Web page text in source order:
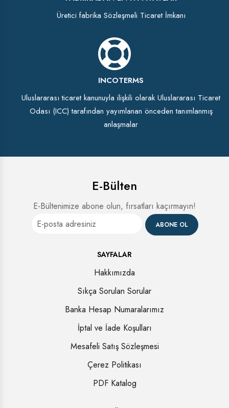
Üretici fabrika Sözleşmeli Ticaret İmkanı
INCOTERMS
Uluslararası ticaret kanunuyla ilişkili olarak Uluslararası Ticaret
Odası (ICC) tarafından yayımlanan önceden tanımlanmış
anlaşmalar
E-Bülten
E-Bültenimize abone olun, fırsatları kaçırmayın!
ABONE OL
SAYFALAR
Hakkımızda
Sıkça Sorulan Sorular
Banka Hesap Numaralarımız
İptal ve İade Koşulları
Mesafeli Satış Sözleşmesi
Çerez Politikası
PDF Katalog